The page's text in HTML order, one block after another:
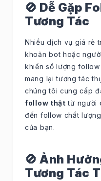
🚫 Dễ Gặp
Tương Tác
Nhiều dịch vụ giá rẻ
khoản bot hoặc
khiến số lượng
mang lại tương tác
chúng tôi cung cấp
follow thật từ người
đến follow chất
của bạn.
🚫 Ảnh
Tương Tác